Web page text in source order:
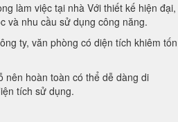
làm việc tại nhà Với thiết kế hiện đại,
và nhu cầu sử dụng công năng.
ty, văn phòng có diện tích khiêm tốn
nên hoàn toàn có thể dễ dàng di
tích sử dụng.